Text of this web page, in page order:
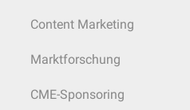
Content Marketing
Marktforschung
CME-Sponsoring